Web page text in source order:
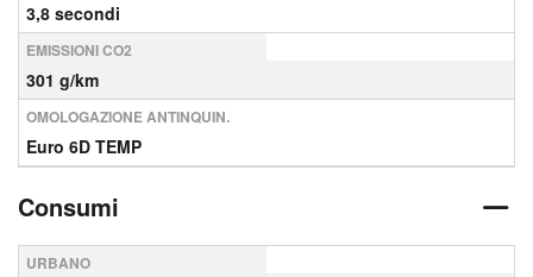
3,8 secondi
EMISSIONI CO2
301 g/km
OMOLOGAZIONE ANTINQUIN.
Euro 6D TEMP
Consumi
URBANO